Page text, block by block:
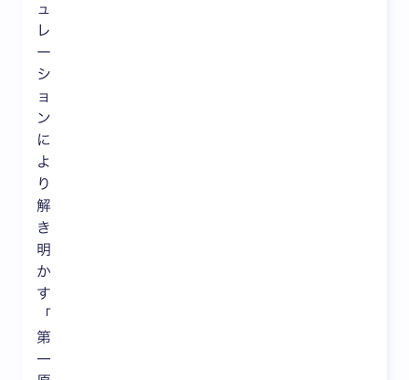
ュ
レ
ー
シ
ョ
ン
に
よ
り
解
き
明
か
す
「
第
一